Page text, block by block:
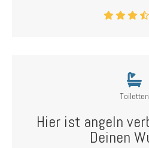
Toiletten
Hier ist angeln
Deinen